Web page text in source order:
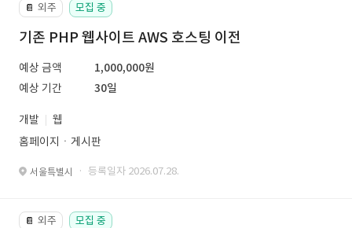
📔 외주 모집 중
기존 PHP 웹사이트 AWS 호스팅 이전
예상 금액
1,000,000원
예상 기간
30일
개발
웹
홈페이지ㆍ게시판
서울특별시 · 등록일자 2026.07.28.
📔 외주 모집 중